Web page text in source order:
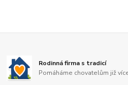
Rodinná firma s tradicí
Pomáháme chovatelům již